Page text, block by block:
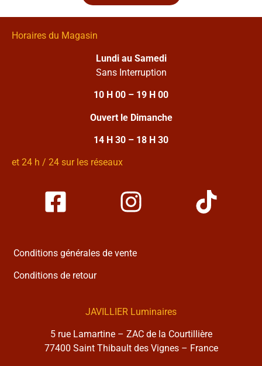
Horaires du Magasin
Lundi au Samedi
Sans Interruption
10 H 00 – 19 H 00
Ouvert le Dimanche
14 H 30 – 18 H 30
et 24 h / 24 sur les réseaux
Conditions générales de vente
Conditions de retour
JAVILLIER Luminaires
5 rue Lamartine – ZAC de la Courtillière
77400 Saint Thibault des Vignes – France